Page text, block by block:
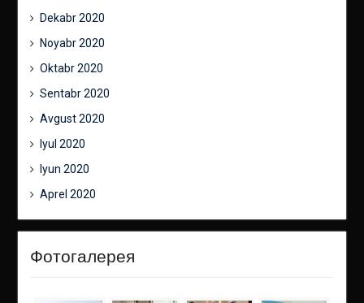
Dekabr 2020
Noyabr 2020
Oktabr 2020
Sentabr 2020
Avgust 2020
Iyul 2020
Iyun 2020
Aprel 2020
Фотогалерея